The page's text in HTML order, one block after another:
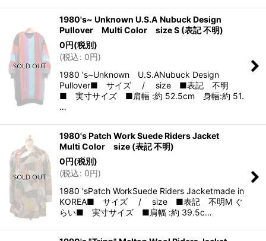
1980's~ Unknown U.S.A Nubuck Design
Pullover Multi Color size S (表記 不明)
0円(税別)
(税込: 0円)
1980 's~Unknown U.S.ANubuck Design
Pullover■ サイズ / size ■表記 不明
■ 実寸サイズ ■肩幅 :約 52.5cm 身幅:約 51.
…
1980's Patch Work Suede Riders Jacket
Multi Color size (表記 不明)
0円(税別)
(税込: 0円)
1980 'sPatch WorkSuede Riders Jacketmade in
KOREA■ サイズ / size ■表記 不明M ぐ
らい■ 実寸サイズ ■肩幅 :約 39.5c…